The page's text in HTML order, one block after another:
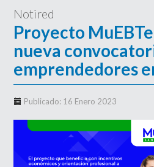
Notired
Proyecto
nueva
emprendedores
Publicado: 16 Enero 2023